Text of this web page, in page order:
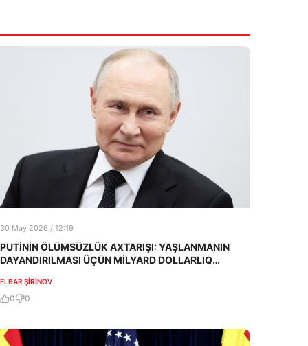
30 May 2026 / 12:19
PUTİNİN ÖLÜMSÜZLÜK AXTARIŞI: YAŞLANMANIN
DAYANDIRILMASI ÜÇÜN MİLYARD DOLLARLIQ
ELBAR ŞIRINOV
0 0